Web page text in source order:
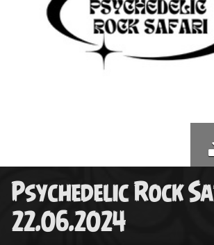
Psychedelic Rock
22.06.2024